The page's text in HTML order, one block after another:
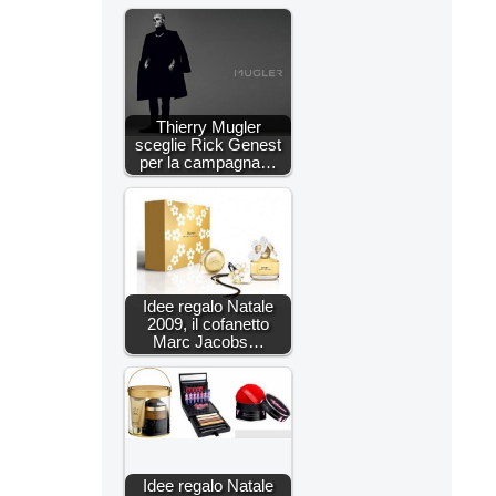
Thierry Mugler
sceglie Rick Genest
per la campagna…
Idee regalo Natale
2009, il cofanetto
Marc Jacobs…
Idee regalo Natale